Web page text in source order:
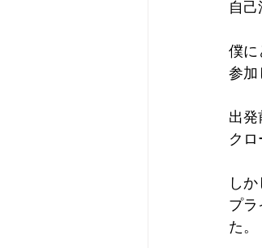
自
僕に
参加
出発
クロ
し
プラ
た。